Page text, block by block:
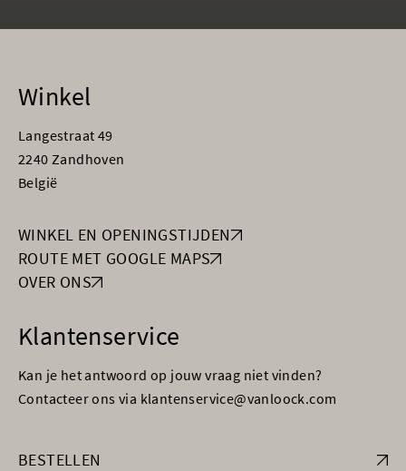
Winkel
Langestraat 49
2240 Zandhoven
België
WINKEL EN OPENINGSTIJDEN
ROUTE MET GOOGLE MAPS
OVER ONS
Klantenservice
Kan je het antwoord op jouw vraag niet vinden?
Contacteer ons via klantenservice@vanloock.com
BESTELLEN